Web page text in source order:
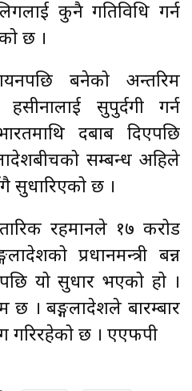
कुनै गतिविधि गर्न
छ ।
बनेको अन्तरिम
सुपुर्दगी गर्न
दबाब दिएपछि
सम्बन्ध अहिले
सुधारिएको छ ।
तारिक रहमानले १७ करोड
प्रधानमन्त्री बन्न
यो सुधार भएको हो ।
छ । बङ्गलादेशले बारम्बार
गरिरहेको छ । एएफपी